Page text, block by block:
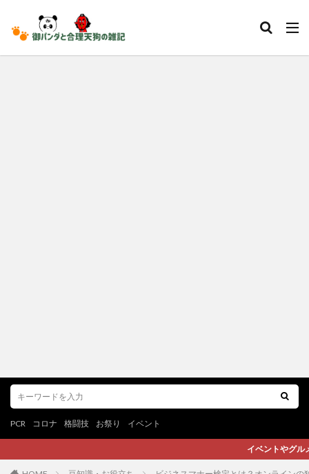
PCR コロナ 格闘技 お祭り イベント
イベントやグルメ、スポーツなど心